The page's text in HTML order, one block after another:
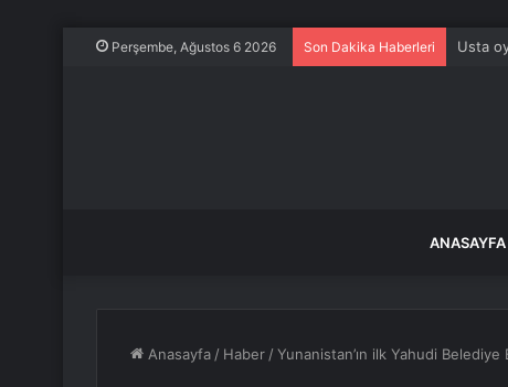
Perşembe, Ağustos 6 2026 Son Dakika Haberleri Usta
ANASAYFA
Anasayfa / Haber /Yunanistan’ın ilk Yahudi